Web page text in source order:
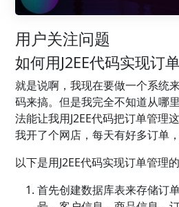
用户关注问题
如何用J2EE代码实现订
就是说啊，我现在要做一个系统
码来搞。但是我完全不知道从哪
法能让我用J2EE代码把订单管理
我开了个网店，每天有好多订单
以下是用J2EE代码实现订单管理
首先创建数据库表来存储订